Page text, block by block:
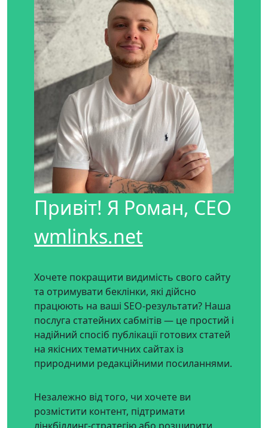
Привіт! Я Роман, CEO
wmlinks.net
Хочете покращити видимість свого сайту
та отримувати беклінки, які дійсно
працюють на ваші SEO-результати? Наша
послуга статейних сабмітів — це простий і
надійний спосіб публікації готових статей
на якісних тематичних сайтах із
природними редакційними посиланнями.
Незалежно від того, чи хочете ви
розмістити контент, підтримати
лінкбілдинг-стратегію або розширити